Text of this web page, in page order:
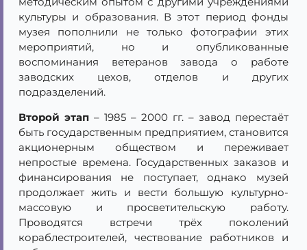
культуры и образования. В этот период фонды
музея пополнили не только фотографии этих
мероприятий, но и опубликованные
воспоминания ветеранов завода о работе
заводских цехов, отделов и других
подразделений.
Второй этап– 1985 – 2000 гг. – завод перестаёт
быть государственным предприятием, становится
акционерным обществом и переживает
непростые времена. Государственных заказов и
финансирования не поступает, однако музей
продолжает жить и вести большую культурно-
массовую и просветительскую работу.
Проводятся встречи трёх поколений
кораблестроителей, чествование работников и